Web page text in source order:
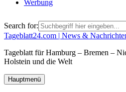
Werbung
Search for:
Tageblatt24.com | News &
Tageblatt für Hamburg – Bremen –
Holstein und die Welt
Hauptmenü